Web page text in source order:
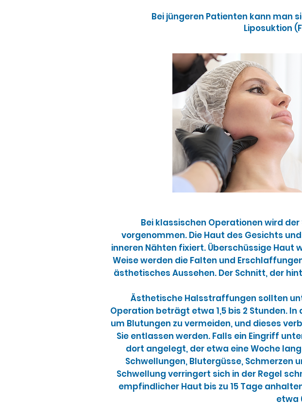
Bei jüngeren Patienten kann man
Liposuktion
Bei klassischen Operationen wird
vorgenommen. Die Haut des Gesichts
inneren Nähten fixiert. Überschüssige
Weise werden die Falten und
ästhetisches Aussehen. Der Schnitt, der
Ästhetische Halsstraffungen sollten
Operation beträgt etwa 1,5 bis 2 Stunden.
um Blutungen zu vermeiden, und dieses
Sie entlassen werden. Falls ein Eingriff
dort angelegt, der etwa eine Woche
Schwellungen, Blutergüsse, Schmerzen
Schwellung verringert sich in der Regel
empfindlicher Haut bis zu 15 Tage
etwa